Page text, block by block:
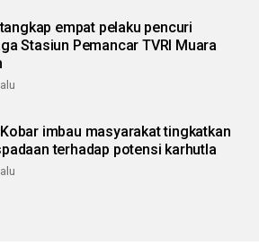
empat pelaku pencuri
Stasiun Pemancar TVRI Muara
Kobar imbau masyarakat tingkatkan
terhadap potensi karhutla